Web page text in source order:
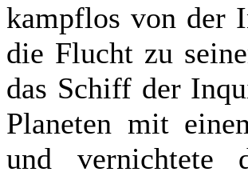
kampflos von der
die Flucht zu
das Schiff der
Planeten mit
und vernichtete